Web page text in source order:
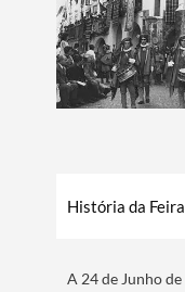
​História da Feira
A 24 de Junho